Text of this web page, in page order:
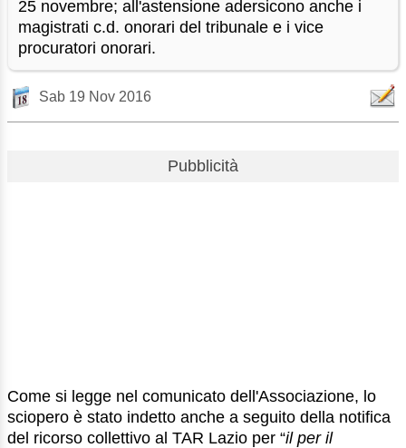
25 novembre; all'astensione adersicono anche i
magistrati c.d. onorari del tribunale e i vice
procuratori onorari.
Sab 19 Nov 2016
Pubblicità
Come si legge nel comunicato dell'Associazione, lo
sciopero è stato indetto anche a seguito della notifica
del ricorso collettivo al TAR Lazio per “il per il